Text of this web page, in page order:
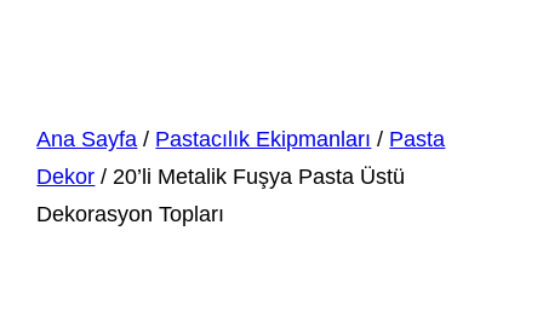
Ana Sayfa / Pastacılık Ekipmanları / Pasta
Dekor / 20’li Metalik Fuşya Pasta Üstü
Dekorasyon Topları